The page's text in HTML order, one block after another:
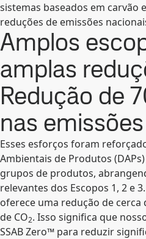
sistemas baseados em carvão
reduções de emissões
Amplos
amplas
Redução de
nas
Esses esforços foram
Ambientais de Produtos
grupos de produtos,
relevantes dos Escopos 1, 2 e
oferece uma redução de cerca
de CO2. Isso significa que
SSAB Zero™ para reduzir